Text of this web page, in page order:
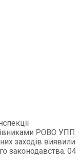
РОВО УПП
заходів виявили
законодавства. 04